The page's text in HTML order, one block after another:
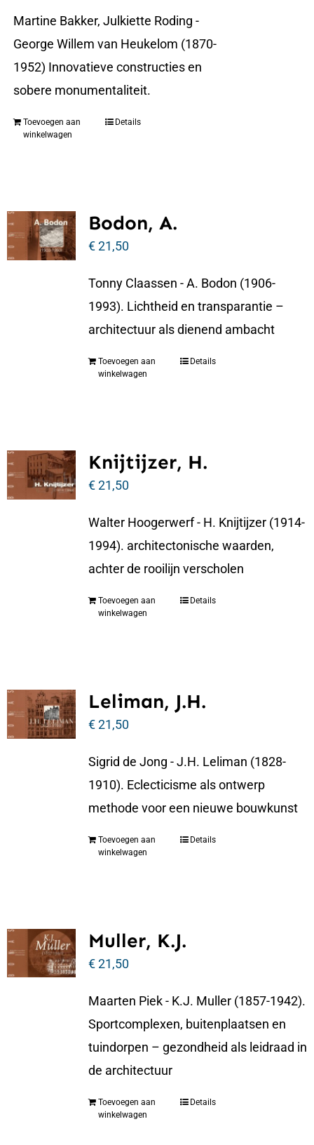
Martine Bakker, Julkiette Roding -
George Willem van Heukelom (1870-
1952) Innovatieve constructies en
sobere monumentaliteit.
Toevoegen aan
winkelwagen
Details
Bodon, A.
€21,50
Tonny Claassen - A. Bodon (1906-
1993). Lichtheid en transparantie –
architectuur als dienend ambacht
Toevoegen aan
winkelwagen
Details
Knijtijzer, H.
€21,50
Walter Hoogerwerf - H. Knijtijzer (1914-
1994). architectonische waarden,
achter de rooilijn verscholen
Toevoegen aan
winkelwagen
Details
Leliman, J.H.
€21,50
Sigrid de Jong - J.H. Leliman (1828-
1910). Eclecticisme als ontwerp
methode voor een nieuwe bouwkunst
Toevoegen aan
winkelwagen
Details
Muller, K.J.
€21,50
Maarten Piek - K.J. Muller (1857-1942).
Sportcomplexen, buitenplaatsen en
tuindorpen – gezondheid als leidraad in
de architectuur
Toevoegen aan
winkelwagen
Details